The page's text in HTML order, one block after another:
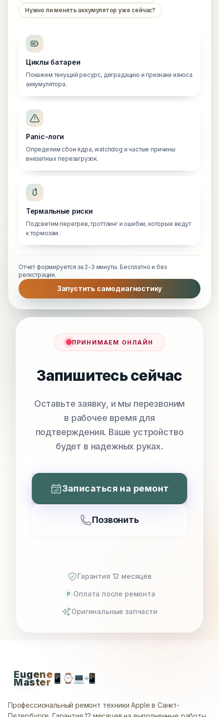
Нужно ли менять аккумулятор уже сейчас?
Циклы батареи
Покажем текущий ресурс, деградацию и признаки износа
аккумулятора.
Panic-логи
Определим сбои ядра, watchdog и частые причины
внезапных перезагрузок.
Термальные риски
Подсветим перегрев, троттлинг и ошибки, которые ведут
к тормозам.
Отчет формируется за 2-3 минуты. Бесплатно и без
регистрации.
Запустить самодиагностику
ПРИНИМАЕМ ОНЛАЙН
Запишитесь сейчас
Оставьте заявку, и мы перезвоним
в рабочее время для
подтверждения. Ваше устройство
будет в надежных руках.
Записаться на ремонт
Позвонить
Гарантия 12 месяцев
P Оплата после ремонта
Оригинальные запчасти
Eugene
Master📱 ⌚💻📲
Профессиональный ремонт техники Apple в Санкт-